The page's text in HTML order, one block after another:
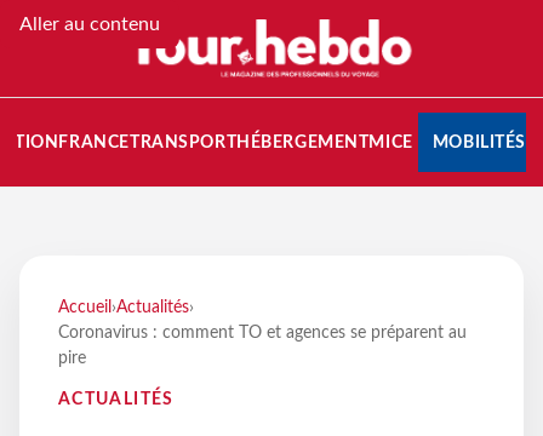
Aller au contenu
FRANCETRANSPORT HÉBERGEMENTMICE MOBILITÉS
Accueil ›Actualités›
Coronavirus : comment TO et agences se préparent au
pire
ACTUALITÉS